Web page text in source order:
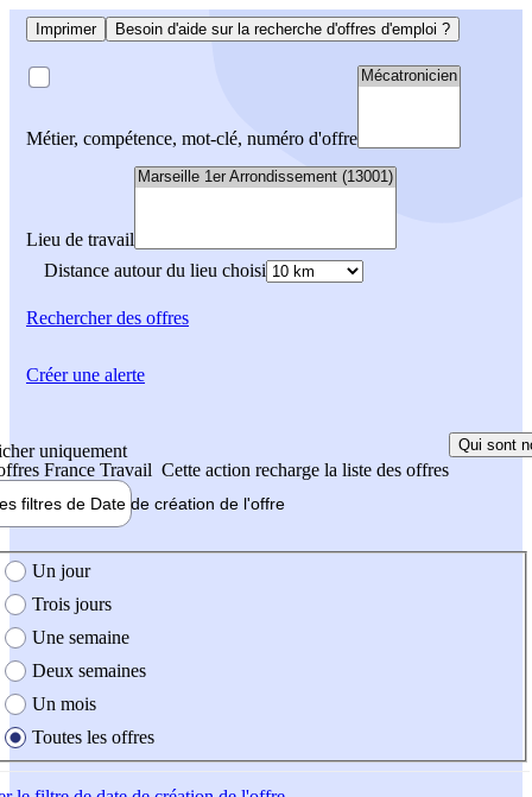
Imprimer Besoin d'aide sur la recherche d'offres d'emploi ?
Métier, compétence, mot-clé, numéro d'offre
Lieu de travail
Distance autour du lieu choisi
Rechercherdes offres
uniquement
France Travail Cette action recharge la liste des offres
Qui sont
filtres de Date de création de l'offre
création de l'offre
Un jour
Trois jours
Une semaine
Deux semaines
Un mois
Toutes les offres
Créer une alerte